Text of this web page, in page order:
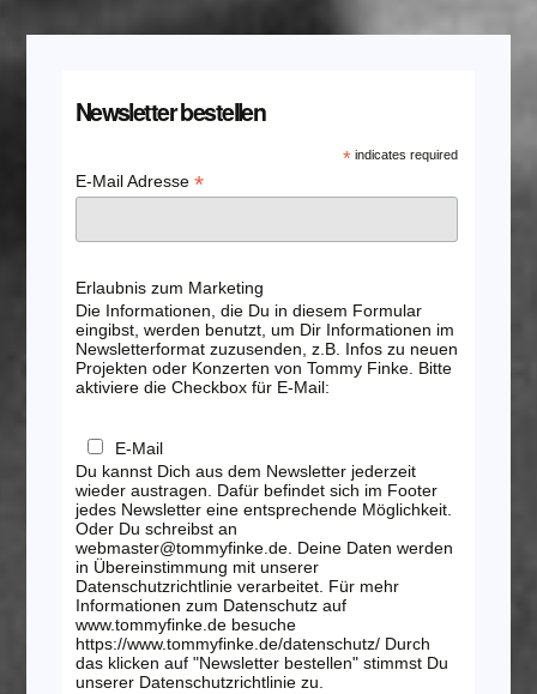
Newsletter bestellen
* indicates required
E-Mail Adresse *
Erlaubnis zum Marketing
Die Informationen, die Du in diesem Formular
eingibst, werden benutzt, um Dir Informationen im
Newsletterformat zuzusenden, z.B. Infos zu neuen
Projekten oder Konzerten von Tommy Finke. Bitte
aktiviere die Checkbox für E-Mail:
E-Mail
Du kannst Dich aus dem Newsletter jederzeit
wieder austragen. Dafür befindet sich im Footer
jedes Newsletter eine entsprechende Möglichkeit.
Oder Du schreibst an
webmaster@tommyfinke.de. Deine Daten werden
in Übereinstimmung mit unserer
Datenschutzrichtlinie verarbeitet. Für mehr
Informationen zum Datenschutz auf
www.tommyfinke.de besuche
https://www.tommyfinke.de/datenschutz/ Durch
das klicken auf "Newsletter bestellen" stimmst Du
unserer Datenschutzrichtlinie zu.